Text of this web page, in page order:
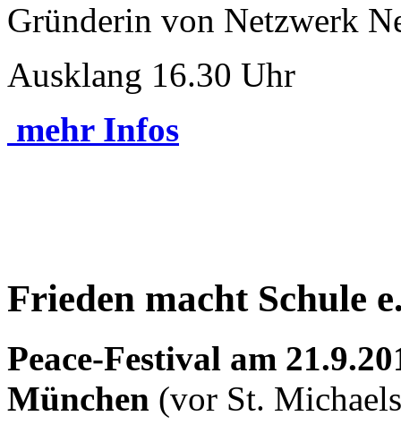
Gründerin von Netzwerk
Ausklang 16.30 Uhr
mehr Infos
Frieden macht Schule
Peace-Festival am
München (vor St.